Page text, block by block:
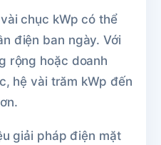
chục kWp có thể
điện ban ngày. Với
rộng hoặc doanh
hệ vài trăm kWp đến
giải pháp điện mặt